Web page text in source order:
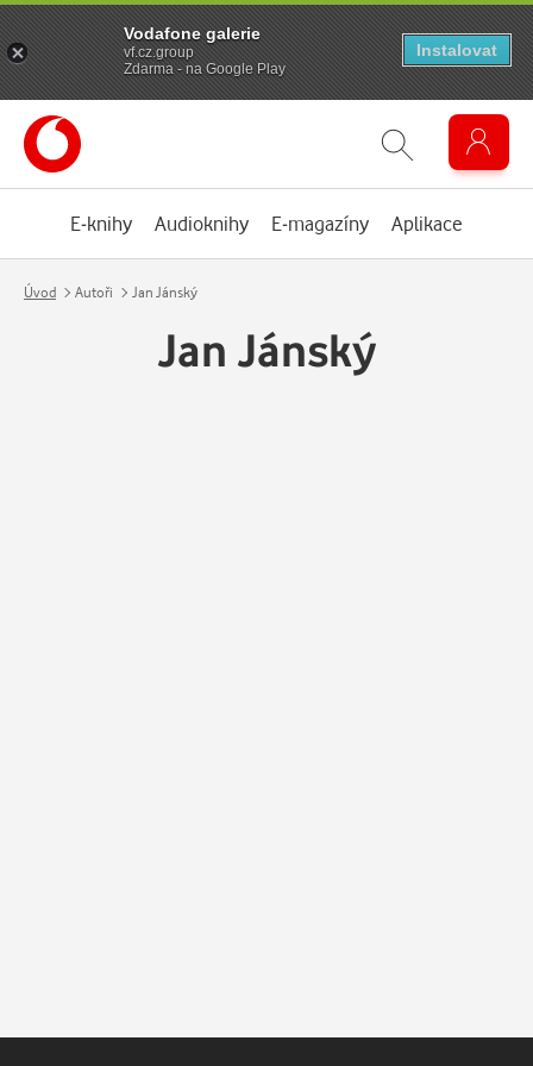
E-knihy Audioknihy E-magazíny Aplikace
Úvod Autoři Jan Jánský
Jan Jánský
Vodafone galerie
vf.cz.group
Zdarma - na Google Play
Instalovat